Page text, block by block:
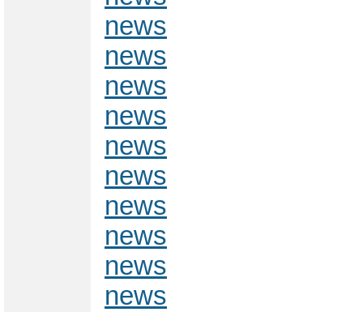
news
news
news
news
news
news
news
news
news
news